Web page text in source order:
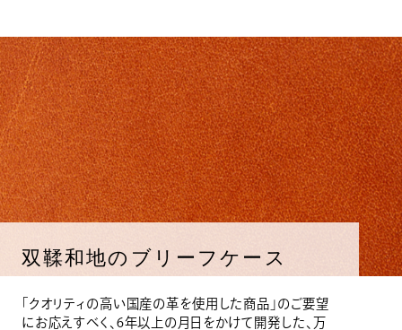
双鞣和地のブリーフケース
「クオリティの高い国産の革を使用した商品」のご要望
にお応えすべく、6年以上の月日をかけて開発した、万